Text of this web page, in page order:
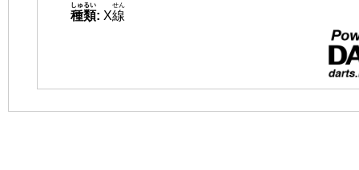
種類
しゅるい
: X線
せん